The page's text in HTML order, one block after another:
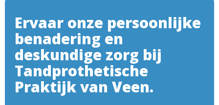
Ervaar onze persoonlijke
benadering en
deskundige zorg bij
Tandprothetische
Praktijk van Veen.